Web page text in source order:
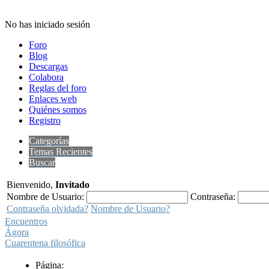
No has iniciado sesión
Foro
Blog
Descargas
Colabora
Reglas del foro
Enlaces web
Quiénes somos
Registro
Categorías
Temas Recientes
Buscar
Bienvenido, Invitado
Nombre de Usuario:
Contraseña:
Contraseña olvidada? Nombre de Usuario?
Encuentros
Ágora
Cuarentena filosófica
Página: